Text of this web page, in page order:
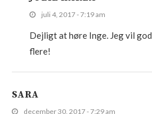
juli 4, 2017 - 7:19 am
Dejligt at høre Inge. Jeg vil
flere!
SARA
december 30, 2017 - 7:29 am